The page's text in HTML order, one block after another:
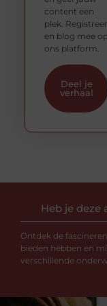
content een
plek. Registreer
en blog mee
ons platform.
Deel je
verhaal
Heb je deze
Ontdek de
bieden hebben en
verschillende